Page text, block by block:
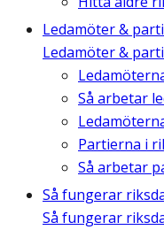
Ledamöter &
Ledamöter &
Så arbetar
Partierna i
Så arbetar
Så fungerar
Så fungerar